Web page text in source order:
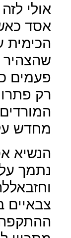
אולי
אסד
הכימית
שהצהיר
פעמים
רק
מחדש
הנשיא
נתמך על
צבאיים